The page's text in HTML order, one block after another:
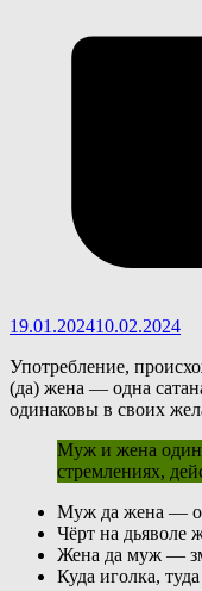
19.01.202410.02.2024
Употребление,
(да) жена — одна
одинаковы в своих
Муж и жена
стремлениях,
Муж да жена —
Чёрт на дьяволе
Жена да муж —
Куда иголка,